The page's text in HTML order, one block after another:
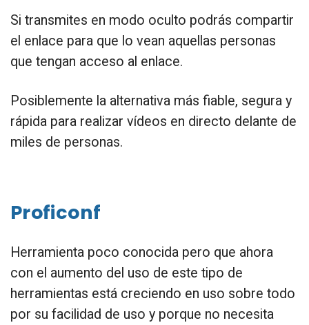
Si transmites en modo oculto podrás compartir
el enlace para que lo vean aquellas personas
que tengan acceso al enlace.
Posiblemente la alternativa más fiable, segura y
rápida para realizar vídeos en directo delante de
miles de personas.
Proficonf
Herramienta poco conocida pero que ahora
con el aumento del uso de este tipo de
herramientas está creciendo en uso sobre todo
por su facilidad de uso y porque no necesita